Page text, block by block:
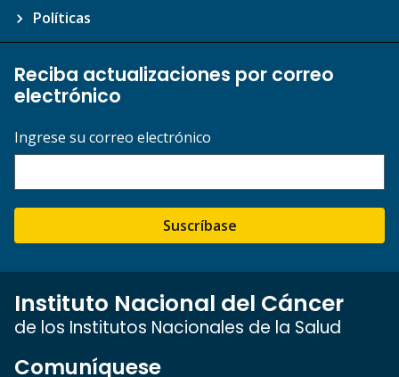
Políticas
Reciba actualizaciones por correo
electrónico
Ingrese su correo electrónico
Suscríbase
Instituto Nacional del Cáncer
de los Institutos Nacionales de la Salud
Comuníquese